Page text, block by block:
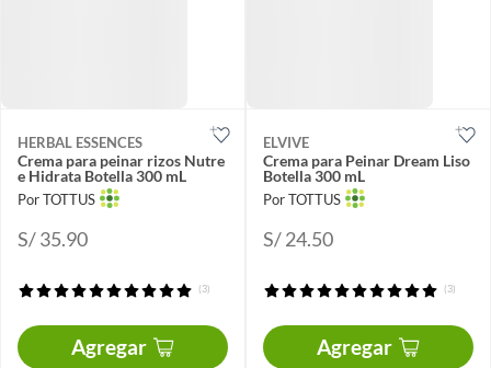
HERBAL ESSENCES
Crema para peinar rizos Nutre
e Hidrata Botella 300 mL
Por TOTTUS
S/ 35.90
(3)
Agregar
ELVIVE
Crema para Peinar Dream Liso
Botella 300 mL
Por TOTTUS
S/ 24.50
(3)
Agregar